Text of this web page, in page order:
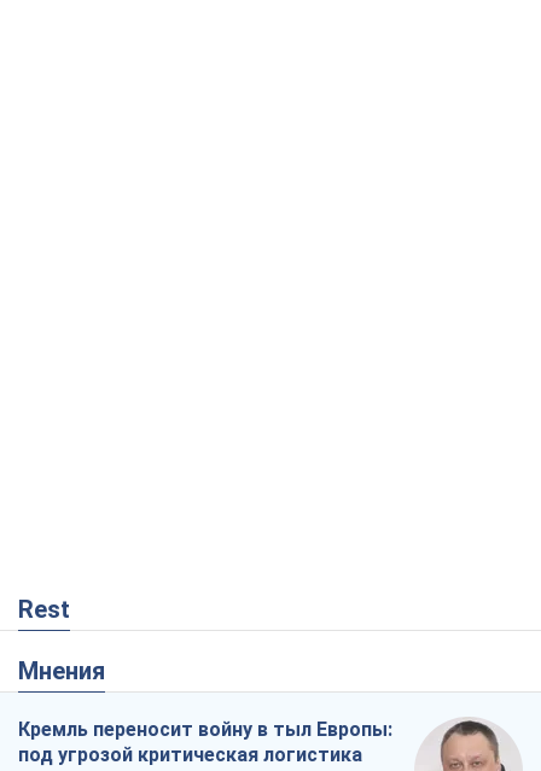
Rest
Мнения
Кремль переносит войну в тыл Европы:
под угрозой критическая логистика